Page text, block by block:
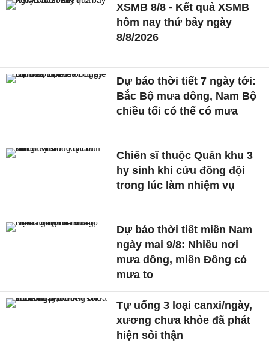
XSMB 8/8 - Kết quả XSMB
hôm nay thứ bảy ngày
8/8/2026
Dự báo thời tiết 7 ngày tới:
Bắc Bộ mưa dông, Nam Bộ
chiều tối có thể có mưa
Chiến sĩ thuộc Quân khu 3
hy sinh khi cứu đồng đội
trong lúc làm nhiệm vụ
Dự báo thời tiết miền Nam
ngày mai 9/8: Nhiều nơi
mưa dông, miền Đông có
mưa to
Tự uống 3 loại canxi/ngày,
xương chưa khỏe đã phát
hiện sỏi thận